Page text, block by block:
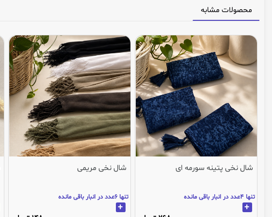
محصولات مشابه
شال نخی پتینه سورمه ای
تنها 4عدد در انبار باقی مانده
+
شال نخی مریمی
تنها 6عدد در انبار باقی مانده
+